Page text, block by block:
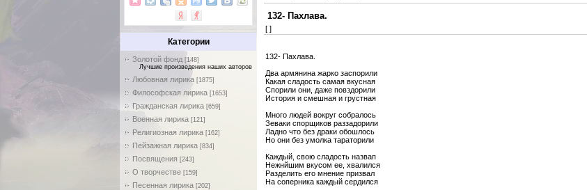
Категории
Золотой фонд [148]
Лучшие произведения наших авторов
Любовная лирика [1875]
Философская лирика [1653]
Гражданская лирика [659]
Военная лирика [121]
Религиозная лирика [162]
Пейзажная лирика [834]
Посвящения [243]
О творчестве [159]
Песенная лирика [202]
132- Пахлава.
[ ]
132- Пахлава.
Два армянина жарко заспорили
Какая сладость самая вкусная
Спорили они, даже повздорили
История и смешная и грустная
Много людей вокруг собралось
Зеваки спорщиков раззадорили
Ладно что без драки обошлось
Но они без умолка тараторили
Каждый, свою сладость назвап
Нежнйшим вкусом ее, хвалился
Разделить его мнение призвал
На соперника каждый сердился